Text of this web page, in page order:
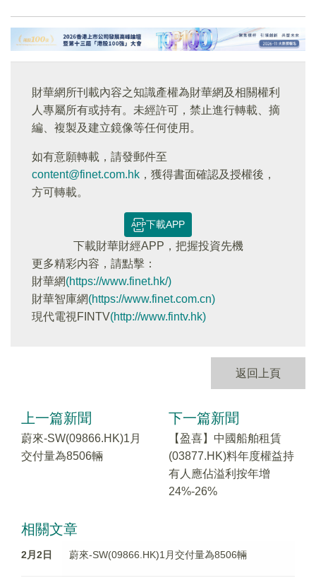
財華網所刊載內容之知識產權為財華網及相關權利
人專屬所有或持有。未經許可，禁止進行轉載、摘
編、複製及建立鏡像等任何使用。
如有意願轉載，請發郵件至
content@finet.com.hk ，獲得書面確認及授權後，
方可轉載。
下載APP
下載財華財經APP，把握投資先機
更多精彩内容，請點擊：
財華網(https://www.finet.hk/)
財華智庫網(https://www.finet.com.cn)
現代電視FINTV(http://www.fintv.hk)
返回上頁
上一篇新聞
蔚來-SW(09866.HK)1月
交付量為8506輛
下一篇新聞
【盈喜】中國船舶租賃
(03877.HK)料年度權益持
有人應佔溢利按年增
24%-26%
相關文章
2月2日 蔚來-SW(09866.HK)1月交付量為8506輛